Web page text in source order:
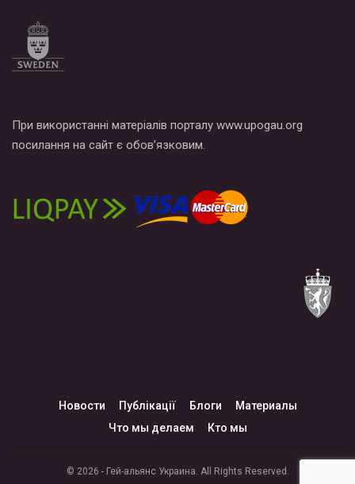
При використанні матеріалів порталу www.upogau.org
посилання на сайт є обов’язковим.
Новости Публікації Блоги
Материалы
Что мы делаем
Кто мы
© 2026 - Гей-альянс Украина. All Rights Reserved.